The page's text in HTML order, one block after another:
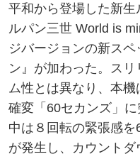
平和から登場した新
ルパン三世 World is
ジバージョンの新ス
ン』が加わった。ス
ム性とは異なり、本
確変「60セカンズ」
中は８回転の緊張感
が発生し、カウント